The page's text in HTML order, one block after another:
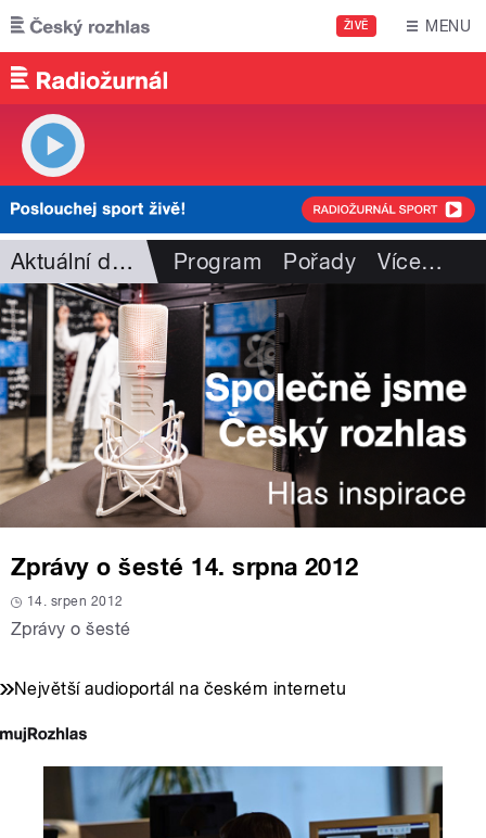
Přejít k hlavnímu obsahu
ŽIVĚ MENU
Aktuální dění Program Pořady Více…
Zprávy o šesté 14. srpna 2012
14. srpen 2012
Zprávy o šesté
Největší audioportál na českém internetu